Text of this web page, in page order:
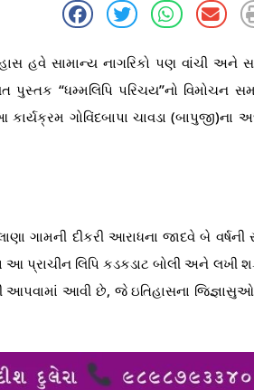
હવે સામાન્ય નાગરિકો પણ વાંચી અને
પુસ્તક “ધમ્મલિપિ પરિચય”નો વિમોચન
ગોવિંદબાપા ચાવડા (બાપુજી)ના
ગામની દીકરી આરાધના જાદવે બે
પ્રાચીન લિપિ કડકડાટ બોલી અને લખી
આપવામાં આવી છે, જે ઇતિહાસના